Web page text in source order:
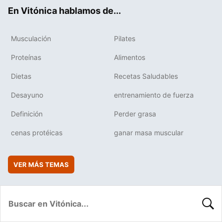
En Vitónica hablamos de...
Musculación Pilates
Proteínas Alimentos
Dietas Recetas Saludables
Desayuno entrenamiento de fuerza
Definición Perder grasa
cenas protéicas ganar masa muscular
VER MÁS TEMAS